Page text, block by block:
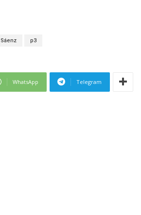
p3
WhatsApp Telegram